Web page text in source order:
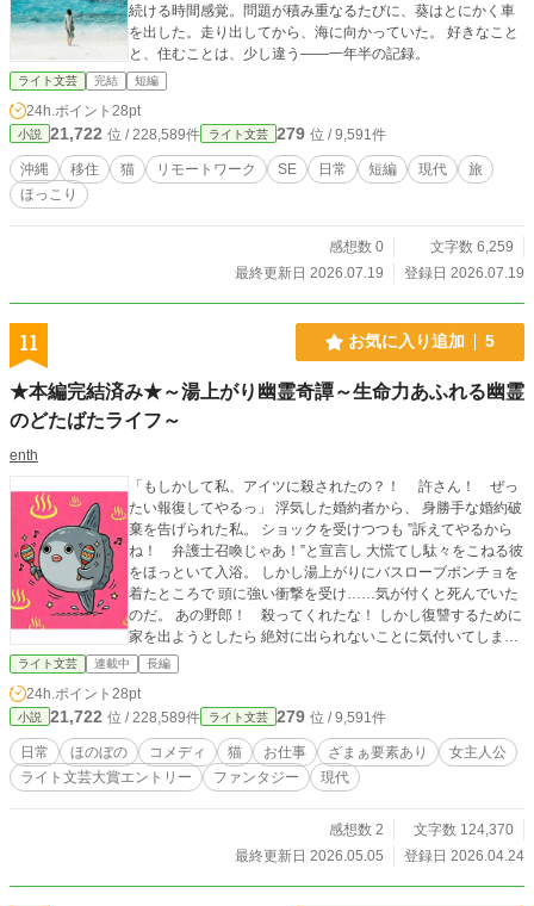
続ける時間感覚。問題が積み重なるたびに、葵はとにかく車
を出した。走り出してから、海に向かっていた。 好きなこと
と、住むことは、少し違う——一年半の記録。
ライト文芸 完結 短編
24h.ポイント 28pt
小説 21,722 位 / 228,589件 ライト文芸 279 位 / 9,591件
沖縄 移住 猫 リモートワーク SE 日常 短編 現代
旅
ほっこり
感想数 0
文字数 6,259
最終更新日 2026.07.19
登録日 2026.07.19
11 お気に入り追加 5
★本編完結済み★～湯上がり幽霊奇譚～生命力あふれる幽霊
のどたばたライフ～
enth
「もしかして私、アイツに殺されたの？！ 許さん！ ぜっ
たい報復してやるっ」 浮気した婚約者から、 身勝手な婚約破
棄を告げられた私。 ショックを受けつつも ”訴えてやるから
ね！ 弁護士召喚じゃあ！”と宣言し 大慌てし駄々をこねる彼
をほっといて入浴。 しかし湯上がりにバスローブポンチョを
着たところで 頭に強い衝撃を受け……気が付くと死んでいた
のだ。 あの野郎！ 殺ってくれたな！ しかし復讐するために
家を出ようとしたら 絶対に出られないことに気付いてしま
う。 私は、このお風呂場の地縛霊になってしまったらしい。
さらに大問題なのは私の姿だ。 着ていたのは、おふざけとダ
サさの極みのようなデザインの バスローブポンチョだったの
だ。 怒りと憎しみを、羞恥が軽々と超えるくらいの。 あ
あ……着替えたい！ 外に出たい！ あいつに報復したい！ そ
う願い、七転八倒しながらも 前向きでアグレッシブな生命力
あふれる幽霊の物語です。 残酷な表現も、怖さはほとんどあ
ライト文芸 連載中 長編
24h.ポイント 28pt
小説 21,722 位 / 228,589件 ライト文芸 279 位 / 9,591件
日常 ほのぼの コメディ 猫 お仕事 ざまぁ要素あり
女主人公
ライト文芸大賞エントリー
ファンタジー 現代
感想数 2
文字数 124,370
最終更新日 2026.05.05
登録日 2026.04.24